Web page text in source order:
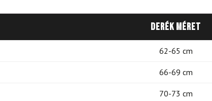
Derék méret
62-65 cm
66-69 cm
70-73 cm